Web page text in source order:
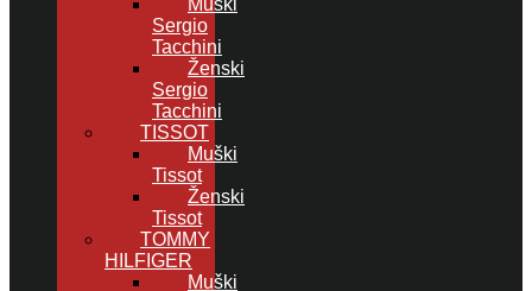
Muški
Sergio
Tacchini
Ženski
Sergio
Tacchini
TISSOT
Muški
Tissot
Ženski
Tissot
TOMMY
HILFIGER
Muški